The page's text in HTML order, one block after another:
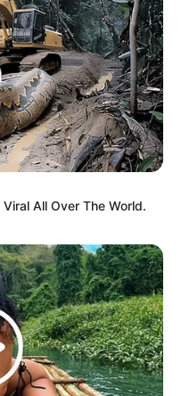
dominical y su
de Belo
y sano. Nadie
All Over The World.